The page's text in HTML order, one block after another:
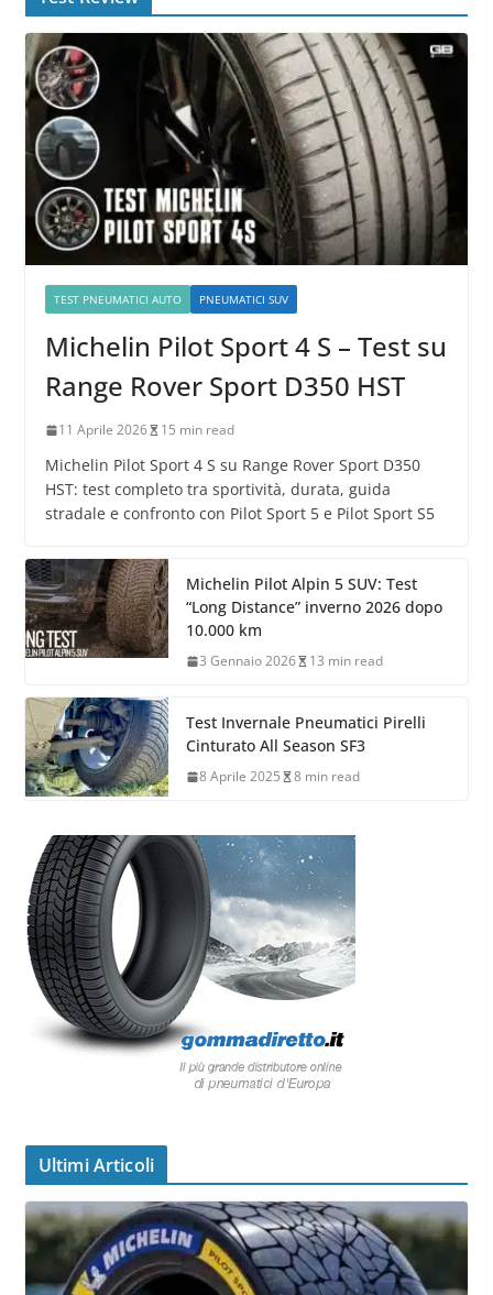
TEST PNEUMATICI AUTO PNEUMATICI SUV
Michelin Pilot Sport 4 S – Test su
Range Rover Sport D350 HST
11 Aprile 2026 15 min read
Michelin Pilot Sport 4 S su Range Rover Sport D350
HST: test completo tra sportività, durata, guida
stradale e confronto con Pilot Sport 5 e Pilot Sport S5
Michelin Pilot Alpin 5 SUV: Test
“Long Distance” inverno 2026 dopo
10.000 km
3 Gennaio 2026 13 min read
Test Invernale Pneumatici Pirelli
Cinturato All Season SF3
8 Aprile 2025 8 min read
Ultimi Articoli